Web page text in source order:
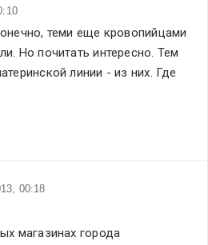
теми еще кровопийцами
Но почитать интересно. Тем
линии - из них. Где
00:18
магазинах города